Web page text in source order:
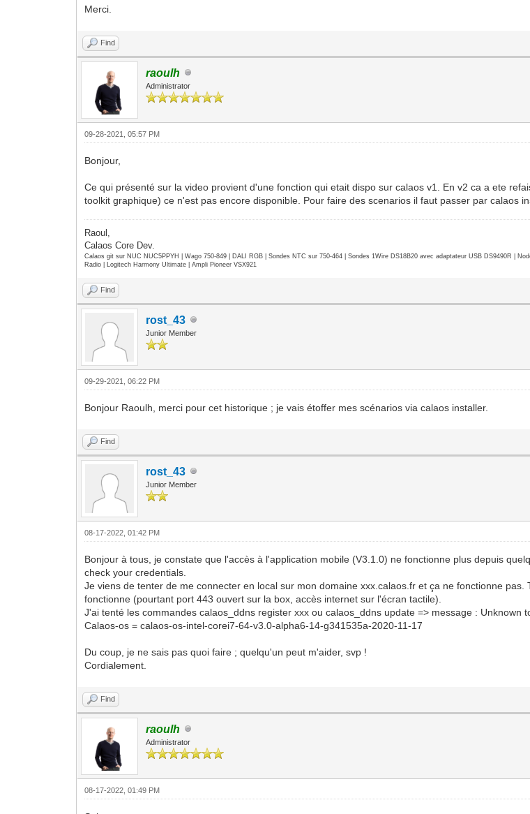
Merci.
Find
raoulh
Administrator
09-28-2021, 05:57 PM
Bonjour,
Ce qui présenté sur la video provient d'une fonction qui etait dispo sur calaos v1. En v2 ca a ete
toolkit graphique) ce n'est pas encore disponible. Pour faire des scenarios il faut passer par calaos
Raoul,
Calaos Core Dev.
Calaos git sur NUC NUC5PPYH | Wago 750-849 | DALI RGB | Sondes NTC sur 750-464 | Sondes 1Wire DS18B20 avec adaptateur USB DS9490R |
Radio | Logitech Harmony Ultimate | Ampli Pioneer VSX921
Find
rost_43
Junior Member
09-29-2021, 06:22 PM
Bonjour Raoulh, merci pour cet historique ; je vais étoffer mes scénarios via calaos installer.
Find
rost_43
Junior Member
08-17-2022, 01:42 PM
Bonjour à tous, je constate que l'accès à l'application mobile (V3.1.0) ne fonctionne plus depuis
check your credentials.
Je viens de tenter de me connecter en local sur mon domaine xxx.calaos.fr et ça ne fonctionne
fonctionne (pourtant port 443 ouvert sur la box, accès internet sur l'écran tactile).
J'ai tenté les commandes calaos_ddns register xxx ou calaos_ddns update => message : Unknown
Calaos-os = calaos-os-intel-corei7-64-v3.0-alpha6-14-g341535a-2020-11-17
Du coup, je ne sais pas quoi faire ; quelqu'un peut m'aider, svp !
Cordialement.
Find
raoulh
Administrator
08-17-2022, 01:49 PM